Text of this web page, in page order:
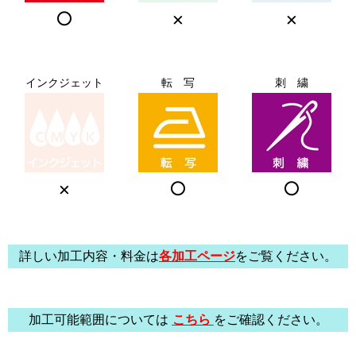
○ × ×
インクジェット 転 写 刺 繍
× ○ ○
詳しい加工内容・料金は各加工ページをご覧ください。
加工可能範囲については こちら をご確認ください。